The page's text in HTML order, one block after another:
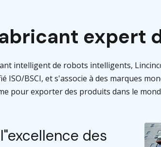
expert
intelligent de robots intelligents,
ISO/BSCI, et s'associe à des marques
pour exporter des produits dans le
des